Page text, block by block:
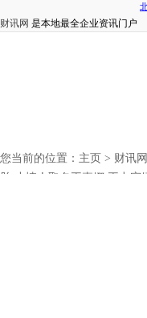
财讯网 是本地最全企业资讯门户
您当前的位置： 主页 > 财讯网
胎 小情人取名王嘉娜 王力宏